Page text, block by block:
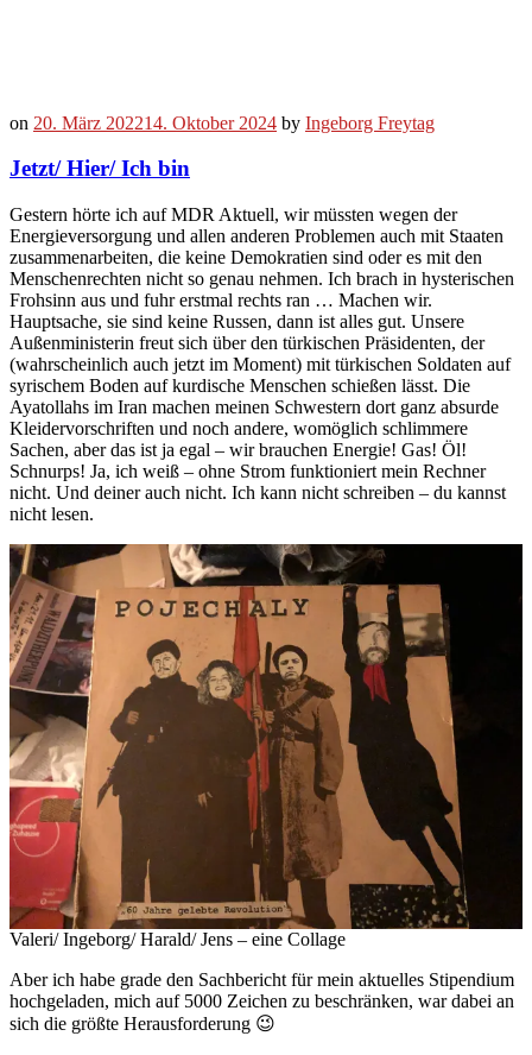
on 20. März 202214. Oktober 2024 by Ingeborg Freytag
Jetzt/ Hier/ Ich bin
Gestern hörte ich auf MDR Aktuell, wir müssten wegen der
Energieversorgung und allen anderen Problemen auch mit Staaten
zusammenarbeiten, die keine Demokratien sind oder es mit den
Menschenrechten nicht so genau nehmen. Ich brach in hysterischen
Frohsinn aus und fuhr erstmal rechts ran … Machen wir.
Hauptsache, sie sind keine Russen, dann ist alles gut. Unsere
Außenministerin freut sich über den türkischen Präsidenten, der
(wahrscheinlich auch jetzt im Moment) mit türkischen Soldaten auf
syrischem Boden auf kurdische Menschen schießen lässt. Die
Ayatollahs im Iran machen meinen Schwestern dort ganz absurde
Kleidervorschriften und noch andere, womöglich schlimmere
Sachen, aber das ist ja egal – wir brauchen Energie! Gas! Öl!
Schnurps! Ja, ich weiß – ohne Strom funktioniert mein Rechner
nicht. Und deiner auch nicht. Ich kann nicht schreiben – du kannst
nicht lesen.
Valeri/ Ingeborg/ Harald/ Jens – eine Collage
Aber ich habe grade den Sachbericht für mein aktuelles Stipendium
hochgeladen, mich auf 5000 Zeichen zu beschränken, war dabei an
sich die größte Herausforderung 😉